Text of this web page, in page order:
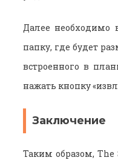
Далее необходимо
папку, где будет
встроенного в
нажать кнопку
Заключение
Таким образом, The